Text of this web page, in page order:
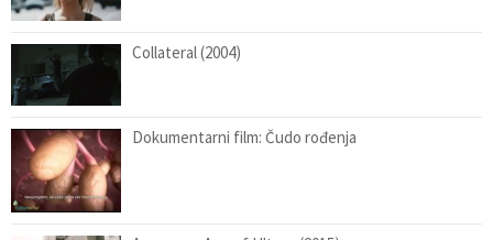
Collateral (2004)
Dokumentarni film: Čudo rođenja